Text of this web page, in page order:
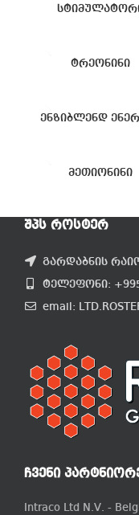
ტრეონინი
ენზიბლენდ
მეთიონინი
ᲨᲞᲡ ᲠᲝᲡᲢᲔᲠ
გარდაბნის
ტელეფონი: +995
email:
ᲩᲕᲔᲜᲘ
Intraco Ltd N.V. -